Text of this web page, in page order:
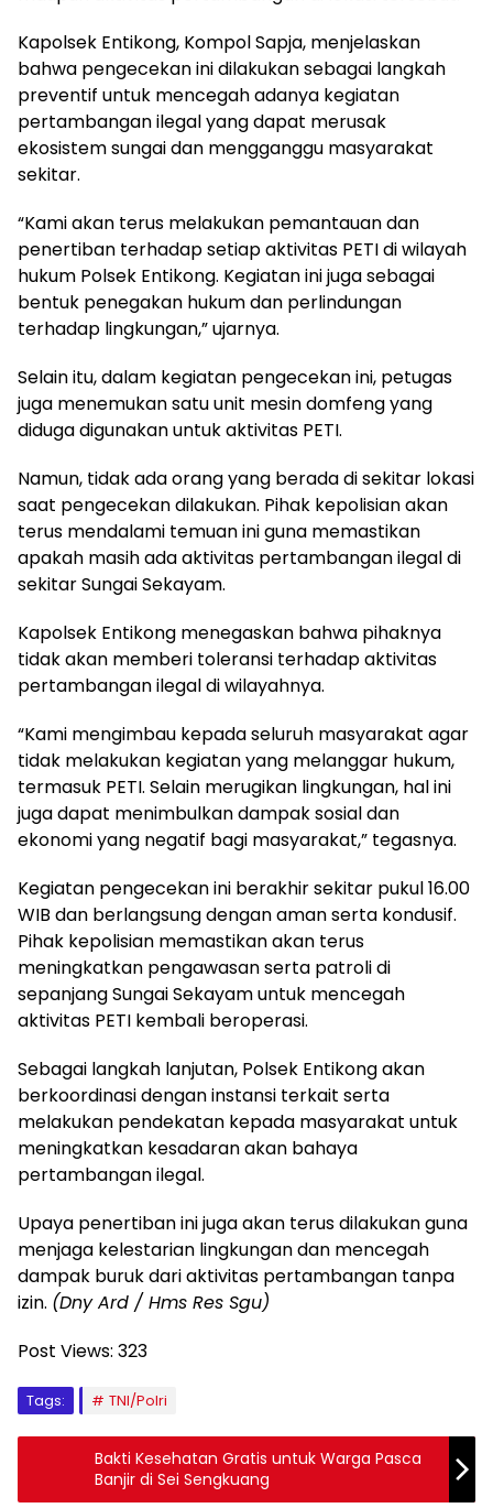
Kapolsek Entikong, Kompol Sapja, menjelaskan
bahwa pengecekan ini dilakukan sebagai langkah
preventif untuk mencegah adanya kegiatan
pertambangan ilegal yang dapat merusak
ekosistem sungai dan mengganggu masyarakat
sekitar.
“Kami akan terus melakukan pemantauan dan
penertiban terhadap setiap aktivitas PETI di wilayah
hukum Polsek Entikong. Kegiatan ini juga sebagai
bentuk penegakan hukum dan perlindungan
terhadap lingkungan,” ujarnya.
Selain itu, dalam kegiatan pengecekan ini, petugas
juga menemukan satu unit mesin domfeng yang
diduga digunakan untuk aktivitas PETI.
Namun, tidak ada orang yang berada di sekitar lokasi
saat pengecekan dilakukan. Pihak kepolisian akan
terus mendalami temuan ini guna memastikan
apakah masih ada aktivitas pertambangan ilegal di
sekitar Sungai Sekayam.
Kapolsek Entikong menegaskan bahwa pihaknya
tidak akan memberi toleransi terhadap aktivitas
pertambangan ilegal di wilayahnya.
“Kami mengimbau kepada seluruh masyarakat agar
tidak melakukan kegiatan yang melanggar hukum,
termasuk PETI. Selain merugikan lingkungan, hal ini
juga dapat menimbulkan dampak sosial dan
ekonomi yang negatif bagi masyarakat,” tegasnya.
Kegiatan pengecekan ini berakhir sekitar pukul 16.00
WIB dan berlangsung dengan aman serta kondusif.
Pihak kepolisian memastikan akan terus
meningkatkan pengawasan serta patroli di
sepanjang Sungai Sekayam untuk mencegah
aktivitas PETI kembali beroperasi.
Sebagai langkah lanjutan, Polsek Entikong akan
berkoordinasi dengan instansi terkait serta
melakukan pendekatan kepada masyarakat untuk
meningkatkan kesadaran akan bahaya
pertambangan ilegal.
Upaya penertiban ini juga akan terus dilakukan guna
menjaga kelestarian lingkungan dan mencegah
dampak buruk dari aktivitas pertambangan tanpa
izin. (Dny Ard / Hms Res Sgu)
Post Views: 323
Tags: TNI/Polri
Bakti Kesehatan Gratis untuk Warga Pasca
Banjir di Sei Sengkuang